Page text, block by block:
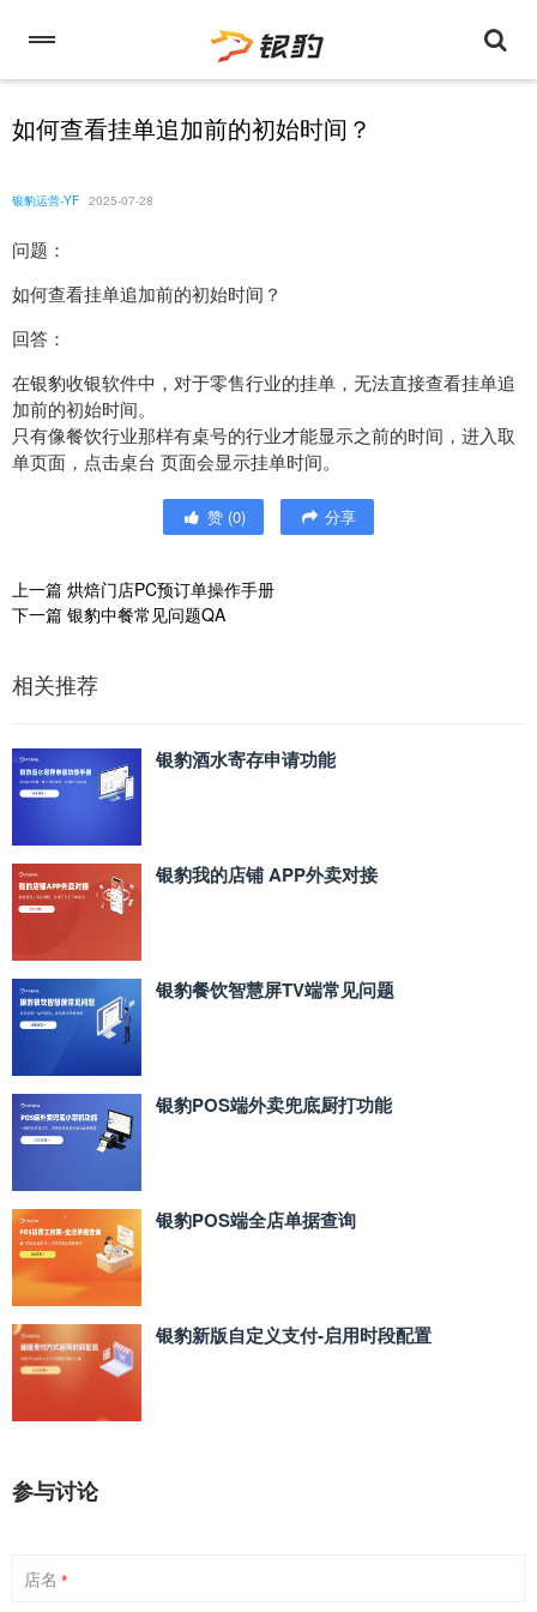
如何查看挂单追加前的初始时间？
银豹运营-YF 2025-07-28
问题：
如何查看挂单追加前的初始时间？
回答：
在银豹收银软件中，对于零售行业的挂单，无法直接查看挂单追
加前的初始时间。
只有像餐饮行业那样有桌号的行业才能显示之前的时间，进入取
单页面，点击桌台 页面会显示挂单时间。
赞 (0) 分享
上一篇 烘焙门店PC预订单操作手册
下一篇 银豹中餐常见问题QA
相关推荐
银豹酒水寄存申请功能
银豹我的店铺 APP外卖对接
银豹餐饮智慧屏TV端常见问题
银豹POS端外卖兜底厨打功能
银豹POS端全店单据查询
银豹新版自定义支付‑启用时段配置
参与讨论
店名 *